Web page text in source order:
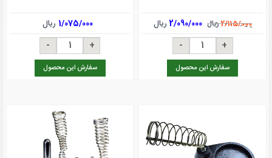
2/115/000ریال 2/090/000ریال
سفارش این محصول
1/075/000 ریال
سفارش این محصول